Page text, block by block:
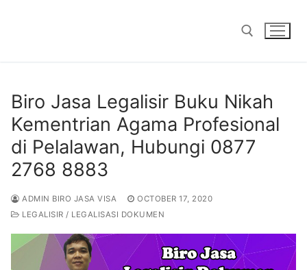
Biro Jasa Legalisir Buku Nikah
Kementrian Agama Profesional
di Pelalawan, Hubungi 0877
2768 8883
ADMIN BIRO JASA VISA
OCTOBER 17, 2020
LEGALISIR / LEGALISASI DOKUMEN